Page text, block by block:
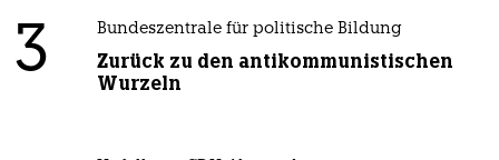
3 Bundeszentrale für politische Bildung
Zurück zu den antikommunistischen
Wurzeln